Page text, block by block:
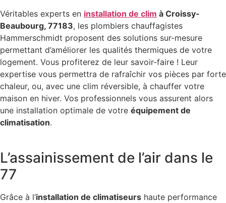
Véritables experts en installation de clim à Croissy-
Beaubourg, 77183, les plombiers chauffagistes
Hammerschmidt proposent des solutions sur-mesure
permettant d’améliorer les qualités thermiques de votre
logement. Vous profiterez de leur savoir-faire ! Leur
expertise vous permettra de rafraîchir vos pièces par forte
chaleur, ou, avec une clim réversible, à chauffer votre
maison en hiver. Vos professionnels vous assurent alors
une installation optimale de votre équipement de
climatisation.
L’assainissement de l’air dans le
77
Grâce à l’installation de climatiseurs haute performance